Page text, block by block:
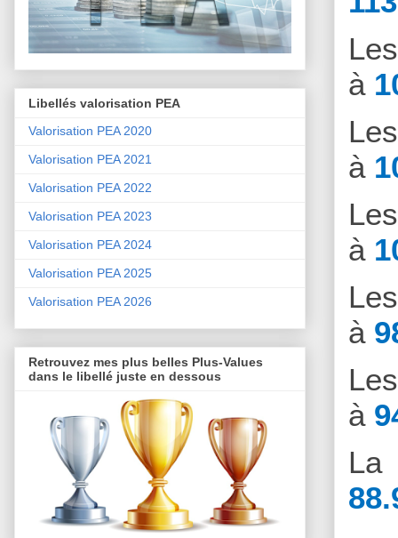
à
à
à
à
à
La
Libellés valorisation PEA
Valorisation PEA 2020
Valorisation PEA 2021
Valorisation PEA 2022
Valorisation PEA 2023
Valorisation PEA 2024
Valorisation PEA 2025
Valorisation PEA 2026
Retrouvez mes plus belles Plus-Values
dans le libellé juste en dessous